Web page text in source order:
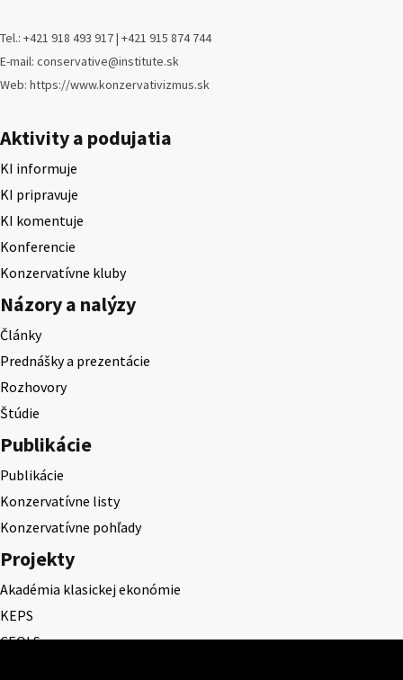
Tel.: +421 918 493 917 | +421 915 874 744
E-mail: conservative@institute.sk
Web: https://www.konzervativizmus.sk
Aktivity a podujatia
KI informuje
KI pripravuje
KI komentuje
Konferencie
Konzervatívne kluby
Názory a nalýzy
Články
Prednášky a prezentácie
Rozhovory
Štúdie
Publikácie
Publikácie
Konzervatívne listy
Konzervatívne pohľady
Projekty
Akadémia klasickej ekonómie
KEPS
CEQLS